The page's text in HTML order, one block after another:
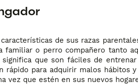
de sus razas
familiar o perro compañero tanto
que son fáciles de
rápido para adquirir malos hábitos
vez que estén en sus nuevos